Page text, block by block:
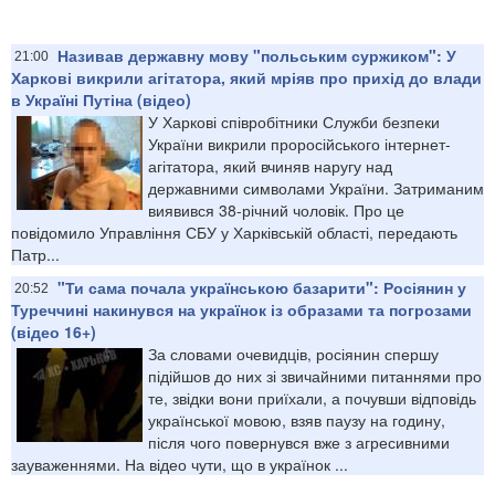
21:00
Називав державну мову "польським суржиком": У
Харкові викрили агітатора, який мріяв про прихід до влади
в Україні Путіна (відео)
У Харкові співробітники Служби безпеки
України викрили проросійського інтернет-
агітатора, який вчиняв наругу над
державними символами України. Затриманим
виявився 38-річний чоловік. Про це
повідомило Управління СБУ у Харківській області, передають
Патр...
20:52
"Ти сама почала українською базарити": Росіянин у
Туреччині накинувся на українок із образами та погрозами
(відео 16+)
За словами очевидців, росіянин спершу
підійшов до них зі звичайними питаннями про
те, звідки вони приїхали, а почувши відповідь
української мовою, взяв паузу на годину,
після чого повернувся вже з агресивними
зауваженнями. На відео чути, що в українок ...